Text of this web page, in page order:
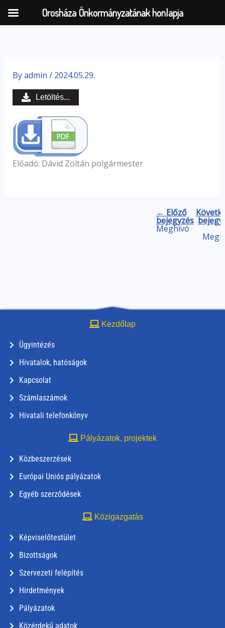
content
Byadmin / 2024.05.29.
Előadó: Dávid Zoltán polgármester
Letöltés...
← Előző
bejegyzés
Meghívó
Kezdőlap
Ügyintézés
Hivatalok, hatóságok
Kapcsolat
Számlaszámok
Hivatali telefonkönyv
Pályázatok, projektek
Közbeszerzések
Európai Uniós pályázatok
Egyéb szerződések
Közigazgatás
Képviselőtestület
Bizottságok
Szervezeti felépítés
Hirdetmények
Pályázatok
Közérdekű adatok
Orosháza Önkormányzatának honlapja